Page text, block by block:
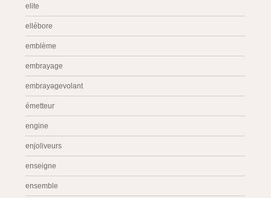
elite
ellébore
emblème
embrayage
embrayagevolant
émetteur
engine
enjoliveurs
enseigne
ensemble